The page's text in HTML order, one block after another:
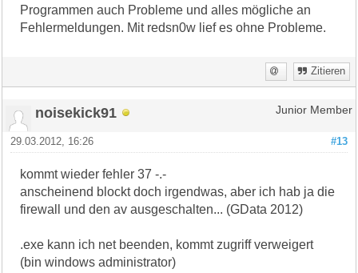
Programmen auch Probleme und alles mögliche an
Fehlermeldungen. Mit redsn0w lief es ohne Probleme.
Zitieren
noisekick91 Junior Member
#13
29.03.2012, 16:26
kommt wieder fehler 37 -.-
anscheinend blockt doch irgendwas, aber ich hab ja die
firewall und den av ausgeschalten... (GData 2012)
.exe kann ich net beenden, kommt zugriff verweigert
(bin windows administrator)